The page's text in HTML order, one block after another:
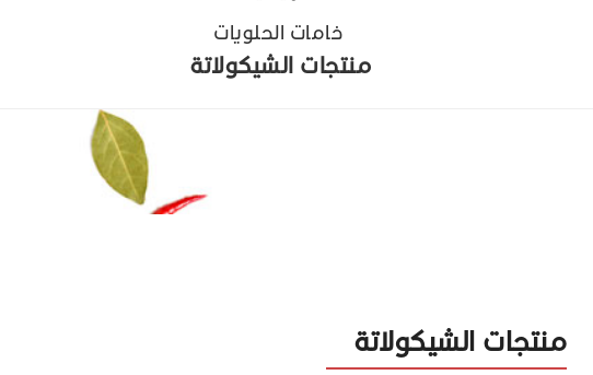
خامات الحلويات
منتجات الشيكولاتة
منتجات الشيكولاتة